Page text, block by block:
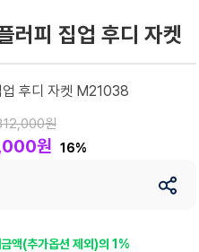
러피 집업 후디 자켓
업 후디 자켓 M21038
원
원 16%
액(추가옵션 제외)의 1%